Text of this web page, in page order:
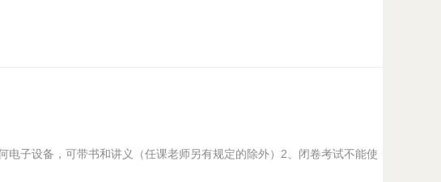
子设备，可带书和讲义（任课老师另有规定的除外）2、闭卷考试不能使